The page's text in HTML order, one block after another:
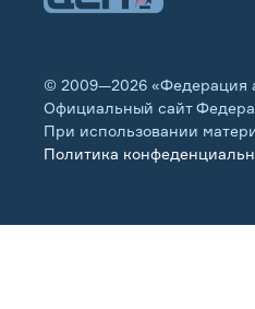
© 2009—2026 «Федерация
Официальный сайт
При использовании
Политика